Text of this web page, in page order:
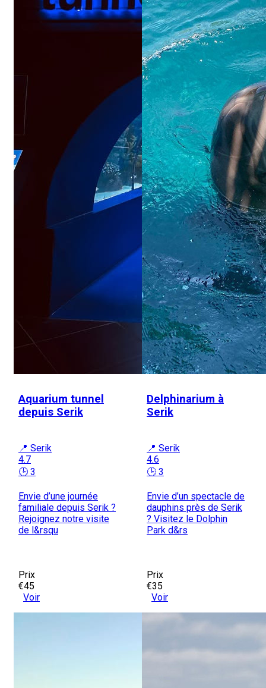
Aquarium tunnel
depuis Serik
📍 Serik
4.7
🕒 3
Envie d’une journée
familiale depuis Serik ?
Rejoignez notre visite
de l&rsqu
Prix
€45
Voir
Delphinarium à
Serik
📍 Serik
4.6
🕒 3
Envie d’un spectacle de
dauphins près de Serik
? Visitez le Dolphin
Park d&rs
Prix
€35
Voir